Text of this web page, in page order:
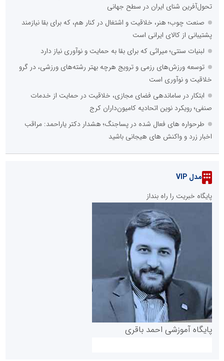
تحول‌آفرین شنای ایران در سطح جهانی
صنعت چوب؛ هنر، خلاقیت و اشتغال در کنار هم، که برای بقا نیازمند
پشتیبانی از کالای ایرانی است
لبنیات سنتی؛ میراثی که برای بقا به حمایت و نوآوری نیاز دارد
توسعه ورزش‌های رزمی و ترویج هرچه بهتر رشته‌های ورزشی، در گرو
خلاقیت و نوآوری است
ابتکار در ساماندهی فضای مجازی، خلاقیت در حمایت از خدمات
صنفی؛ رویکرد نوین اتحادیه کامیون‌داران کرج
طرحواره های فعال شده در پساجنگ؛ هشدار دکتر یاراحمد: مراقب
اخبار زرد و واکنش های هیجانی باشید
مدل VIP
پایگاه خبریت را راه بنداز
پایگاه آموزشی احمد باقری